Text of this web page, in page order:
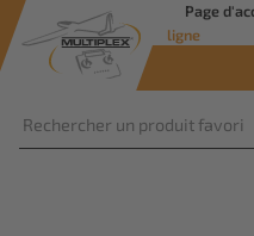
Page
ligne